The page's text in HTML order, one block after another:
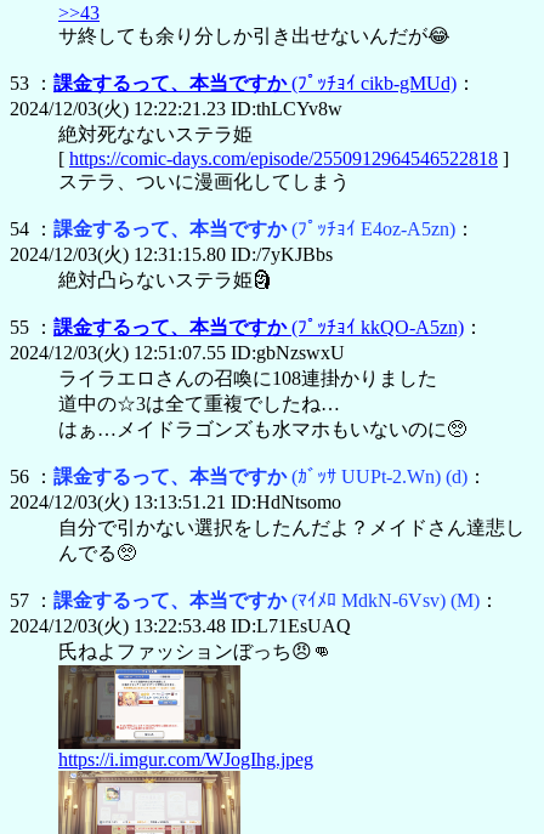
>>43
サ終しても余り分しか引き出せないんだが😂
53 ： 課金するって、本当ですか(ﾌﾟｯﾁｮｲ cikb-gMUd) ：
2024/12/03(火) 12:22:21.23 ID:thLCYv8w
絶対死なないステラ姫
[ https://comic-days.com/episode/2550912964546522818 ]
ステラ、ついに漫画化してしまう
54 ： 課金するって、本当ですか(ﾌﾟｯﾁｮｲ E4oz-A5zn) ：
2024/12/03(火) 12:31:15.80 ID:/7yKJBbs
絶対凸らないステラ姫🗿
55 ： 課金するって、本当ですか(ﾌﾟｯﾁｮｲ kkQO-A5zn) ：
2024/12/03(火) 12:51:07.55 ID:gbNzswxU
ライラエロさんの召喚に108連掛かりました
道中の☆3は全て重複でしたね…
はぁ…メイドラゴンズも水マホもいないのに🥺
56 ： 課金するって、本当ですか(ｶﾞｯｻ UUPt-2.Wn) (d) ：
2024/12/03(火) 13:13:51.21 ID:HdNtsomo
自分で引かない選択をしたんだよ？メイドさん達悲し
んでる🥺
57 ： 課金するって、本当ですか(ﾏｲﾒﾛ MdkN-6Vsv) (M) ：
2024/12/03(火) 13:22:53.48 ID:L71EsUAQ
氏ねよファッションぼっち😠👊
https://i.imgur.com/WJogIhg.jpeg